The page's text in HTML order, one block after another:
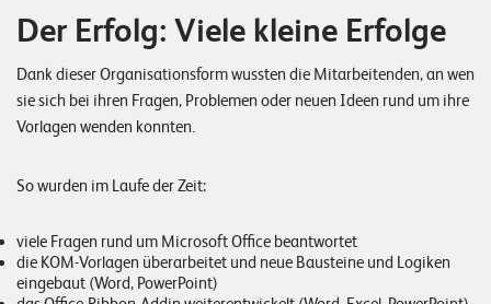
L
u
c
I
T
S
Der Erfolg: Viele kleine Erfolge
Dank dieser Organisationsform wussten die Mitarbeitenden, an wen
sie sich bei ihren Fragen, Problemen oder neuen Ideen rund um ihre
Vorlagen wenden konnten.
So wurden im Laufe der Zeit:
viele Fragen rund um Microsoft Office beantwortet
die KOM-Vorlagen überarbeitet und neue Bausteine und Logiken
eingebaut (Word, PowerPoint)